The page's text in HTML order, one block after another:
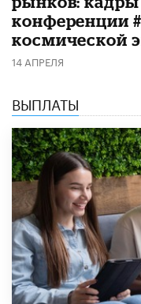
конференции
космической
14 АПРЕЛЯ
ВЫПЛАТЫ